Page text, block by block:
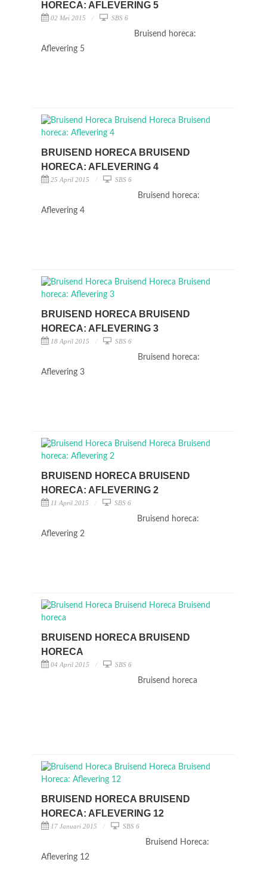
HORECA: AFLEVERING 5
02 Mei 2015 SBS 6
Bruisend horeca:
Aflevering 5
BRUISEND HORECA BRUISEND
HORECA: AFLEVERING 4
25 April 2015 SBS 6
Bruisend horeca:
Aflevering 4
BRUISEND HORECA BRUISEND
HORECA: AFLEVERING 3
18 April 2015 SBS 6
Bruisend horeca:
Aflevering 3
BRUISEND HORECA BRUISEND
HORECA: AFLEVERING 2
11 April 2015 SBS 6
Bruisend horeca:
Aflevering 2
BRUISEND HORECA BRUISEND
HORECA
04 April 2015 SBS 6
Bruisend horeca
BRUISEND HORECA BRUISEND
HORECA: AFLEVERING 12
17 Januari 2015 SBS 6
Bruisend Horeca:
Aflevering 12